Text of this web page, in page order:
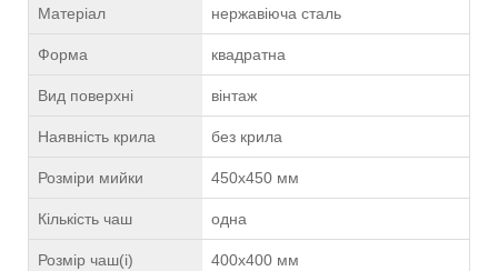
Матеріал нержавіюча сталь
Форма квадратна
Вид поверхні вінтаж
Наявність крила без крила
Розміри мийки 450х450 мм
Кількість чаш одна
Розмір чаш(і) 400х400 мм